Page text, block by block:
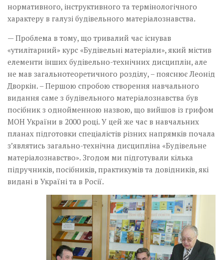
нормативного, інструктивного та термінологічного
характеру в галузі будівельного матеріало­знавства.
— Проблема в тому, що тривалий час існував
«утилітарний» курс «Будівельні матеріали», який містив
елементи інших будівельно-технічних дисциплін, але
не мав загальнотеоретичного розділу, – пояснює Леонід
Дворкін. – Першою спробою створення навчального
видання саме з будівельного матеріалознавства був
посібник з однойменною назвою, що вийшов із грифом
МОН України в 2000 році. У цей же час в навчальних
планах підготовки спеціалістів різних напрямків почала
з’являтись загально-технічна дисципліна «Будівельне
матеріалознавство». Згодом ми підготували кілька
підручників, посібників, практикумів та довідників, які
видані в Україні та в Росії.